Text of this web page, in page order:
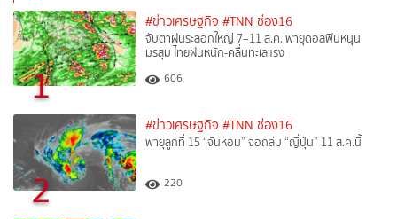
1
#ข่าวเศรษฐกิจ #TNN ช่อง16
จับตาฝนระลอกใหญ่ 7–11 ส.ค. พายุดอลฟินหนุน
มรสุม ไทยฝนหนัก-คลื่นทะเลแรง
606
2
#ข่าวเศรษฐกิจ #TNN ช่อง16
พายุลูกที่ 15 “จันหอม” จ่อถล่ม “ญี่ปุ่น” 11 ส.ค.นี้
220